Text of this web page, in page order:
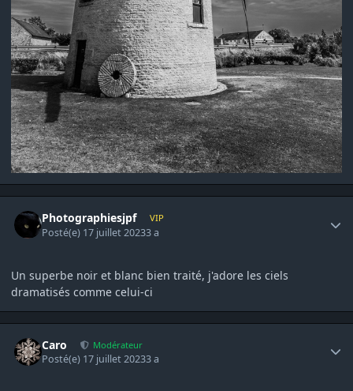
Photographiesjpf VIP
Posté(e) 17 juillet 20233 a
Un superbe noir et blanc bien traité, j'adore les ciels
dramatisés comme celui-ci
Caro Modérateur
Posté(e) 17 juillet 20233 a